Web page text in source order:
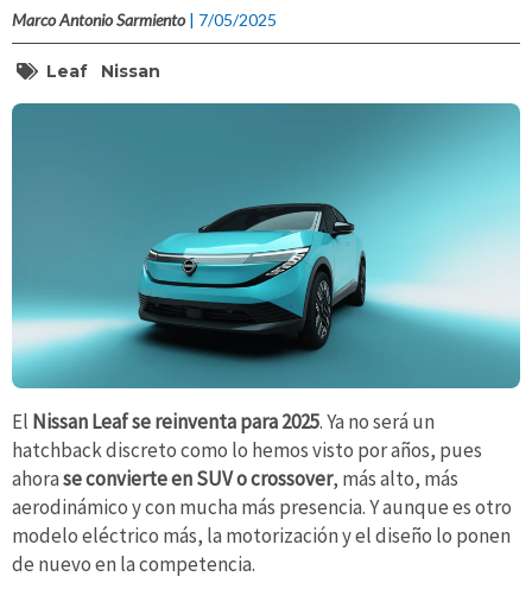
Marco Antonio Sarmiento | 7/05/2025
Leaf Nissan
El Nissan Leaf se reinventa para 2025. Ya no será un
hatchback discreto como lo hemos visto por años, pues
ahorase convierte en SUV o crossover, más alto, más
aerodinámico y con mucha más presencia. Y aunque es otro
modelo eléctrico más, la motorización y el diseño lo ponen
de nuevo en la competencia.